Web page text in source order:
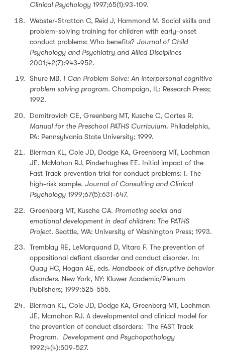
Clinical Psychology 1997;65(1):93-109.
Webster-Stratton C, Reid J, Hammond M. Social skills and
problem-solving training for children with early-onset
conduct problems: Who benefits? Journal of Child
Psychology and Psychiatry and Allied Disciplines
2001;42(7):943-952.
Shure MB. I Can Problem Solve: An interpersonal cognitive
problem solving program. Champaign, IL: Research Press;
1992.
Domitrovich CE, Greenberg MT, Kusche C, Cortes R.
Manual for the Preschool PATHS Curriculum. Philadelphia,
PA: Pennsylvania State University; 1999.
Bierman KL, Coie JD, Dodge KA, Greenberg MT, Lochman
JE, McMahon RJ, Pinderhughes EE. Initial impact of the
Fast Track prevention trial for conduct problems: I. The
high-risk sample. Journal of Consulting and Clinical
Psychology 1999;67(5):631-647.
Greenberg MT, Kusche CA. Promoting social and
emotional development in deaf children: The PATHS
Project. Seattle, WA: University of Washington Press; 1993.
Tremblay RE, LeMarquand D, Vitaro F. The prevention of
oppositional defiant disorder and conduct disorder. In:
Quay HC, Hogan AE, eds. Handbook of disruptive behavior
disorders. New York, NY: Kluwer Academic/Plenum
Publishers; 1999:525-555.
Bierman KL, Coie JD, Dodge KA, Greenberg MT, Lochman
JE, Mcmahon RJ. A developmental and clinical model for
the prevention of conduct disorders: The FAST Track
Program. Development and Psychopathology
1992;4(4):509-527.